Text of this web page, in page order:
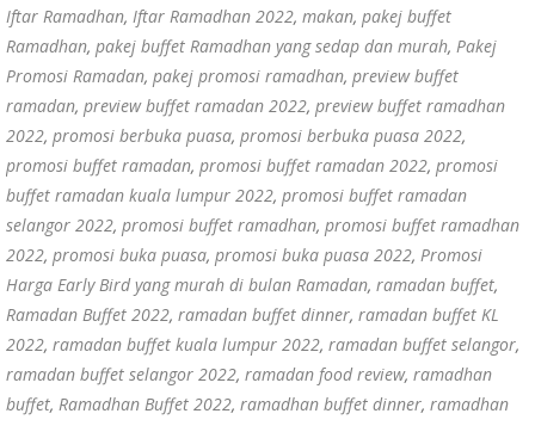
Iftar Ramadhan, Iftar Ramadhan 2022, makan, pakej buffet
Ramadhan, pakej buffet Ramadhan yang sedap dan murah, Pakej
Promosi Ramadan, pakej promosi ramadhan, preview buffet
ramadan, preview buffet ramadan 2022, preview buffet ramadhan
2022, promosi berbuka puasa, promosi berbuka puasa 2022,
promosi buffet ramadan, promosi buffet ramadan 2022, promosi
buffet ramadan kuala lumpur 2022, promosi buffet ramadan
selangor 2022, promosi buffet ramadhan, promosi buffet ramadhan
2022, promosi buka puasa, promosi buka puasa 2022, Promosi
Harga Early Bird yang murah di bulan Ramadan, ramadan buffet,
Ramadan Buffet 2022, ramadan buffet dinner, ramadan buffet KL
2022, ramadan buffet kuala lumpur 2022, ramadan buffet selangor,
ramadan buffet selangor 2022, ramadan food review, ramadhan
buffet, Ramadhan Buffet 2022, ramadhan buffet dinner, ramadhan